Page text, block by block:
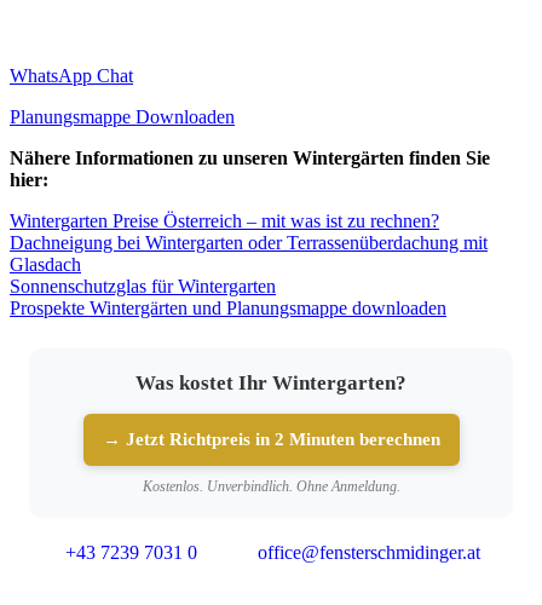
WhatsApp Chat
Planungsmappe Downloaden
Nähere Informationen zu unseren Wintergärten finden Sie
hier:
Wintergarten Preise Österreich – mit was ist zu rechnen?
Dachneigung bei Wintergarten oder Terrassenüberdachung mit
Glasdach
Sonnenschutzglas für Wintergarten
Prospekte Wintergärten und Planungsmappe downloaden
Was kostet Ihr Wintergarten?
→ Jetzt Richtpreis in 2 Minuten berechnen
Kostenlos. Unverbindlich. Ohne Anmeldung.
+43 7239 7031 0 office@fensterschmidinger.at